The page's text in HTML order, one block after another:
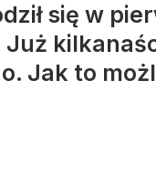
się w
Jak to